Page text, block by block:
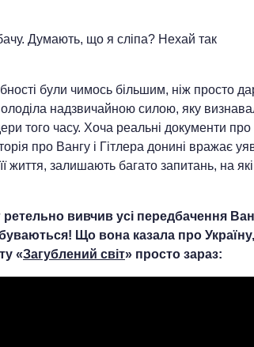
Думають, що я сліпа? Нехай так
були чимось більшим, ніж просто
надзвичайною силою, яку
того часу. Хоча реальні документи
про Вангу і Гітлера донині вражає
життя, залишають багато запитань, на
вивчив усі передбачення
Що вона казала про Україну,
«Загублений світ» просто зараз: